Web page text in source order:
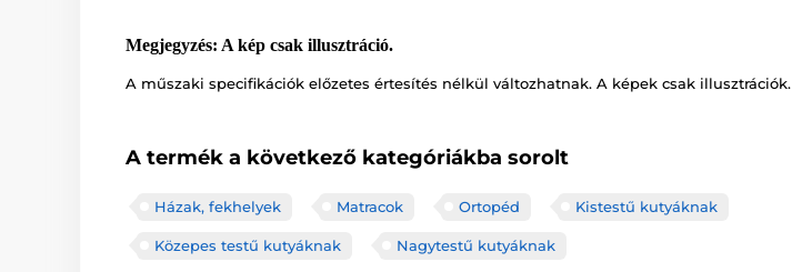
Megjegyzés: A kép csak illusztráció.
A műszaki specifikációk előzetes értesítés nélkül változhatnak. A képek csak illusztrációk.
A termék a következő kategóriákba sorolt
Házak, fekhelyek Matracok Ortopéd Kistestű kutyáknak
Közepes testű kutyáknak Nagytestű kutyáknak